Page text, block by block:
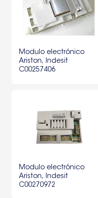
Modulo electrónico
Ariston, Indesit
C00257406
Modulo electrónico
Ariston, Indesit
C00270972